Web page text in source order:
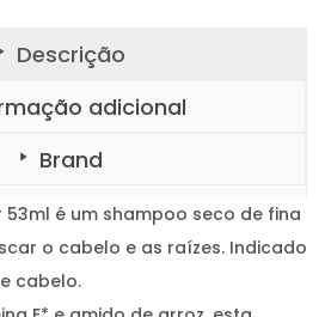
Descrição
adicional
Brand
53ml é um shampoo seco de fina
o cabelo e as raízes. Indicado
cabelo.